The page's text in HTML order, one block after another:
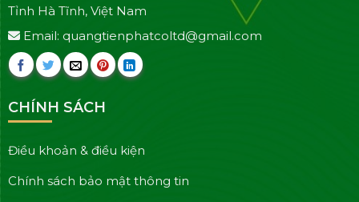
Tỉnh Hà Tĩnh, Việt Nam
Email: quangtienphatcoltd@gmail.com
CHÍNH SÁCH
Điều khoản & điều kiện
Chính sách bảo mật thông tin